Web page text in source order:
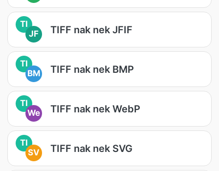
TI
JF
TIFF nak nek JFIF
TI
BM
TIFF nak nek BMP
TI
We
TIFF nak nek WebP
TI
SV
TIFF nak nek SVG